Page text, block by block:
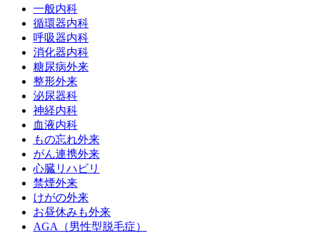
一般内科
循環器内科
呼吸器内科
消化器内科
糖尿病外来
整形外来
泌尿器科
神経内科
血液内科
もの忘れ外来
がん連携外来
心臓リハビリ
禁煙外来
けがの外来
お昼休みも外来
AGA（男性型脱毛症）